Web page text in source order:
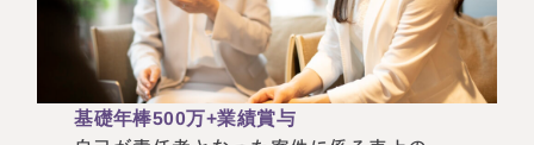
基礎年棒500万+業績賞与